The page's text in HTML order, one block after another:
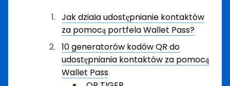
Jak działa udostępnianie kontaktów
za pomocą portfela Wallet Pass?
10 generatorów kodów QR do
udostępniania kontaktów za pomocą
Wallet Pass